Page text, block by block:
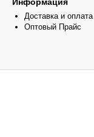
Доставка и оплата
Оптовый Прайс